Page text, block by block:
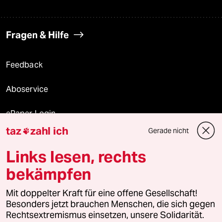
Fragen & Hilfe
Feedback
Aboservice
ePaper Login
Downloads für Abonnierende
© 2026 taz Verlags und Vertriebs GmbH
Alle Rechte vorbehalten. Bei rechtlichen Fragen oder für Genehmigungen
wenden Sie sich bitte an
lizenzen@taz.de
taz zahl ich Gerade nicht
Links lesen, rechts
bekämpfen
Mit doppelter Kraft für eine offene Gesellschaft!
Besonders jetzt brauchen Menschen, die sich gegen
Rechtsextremismus einsetzen, unsere Solidarität.